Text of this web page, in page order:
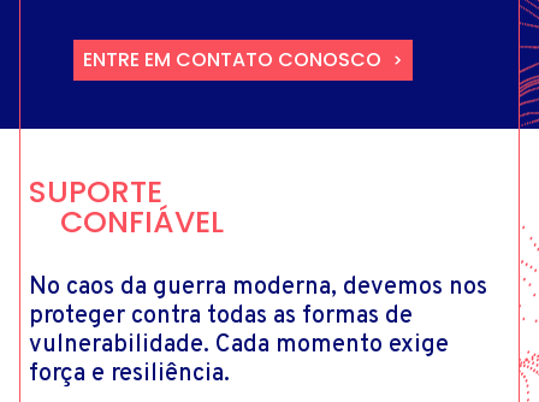
ENTRE EM CONTATO CONOSCO
SUPORTE
CONFIÁVEL
No caos da guerra moderna, devemos nos
proteger contra todas as formas de
vulnerabilidade. Cada momento exige
força e resiliência.